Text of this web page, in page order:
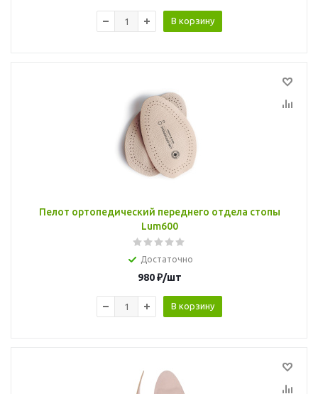
В корзину
Пелот ортопедический переднего отдела стопы
Lum600
Достаточно
980₽/шт
В корзину